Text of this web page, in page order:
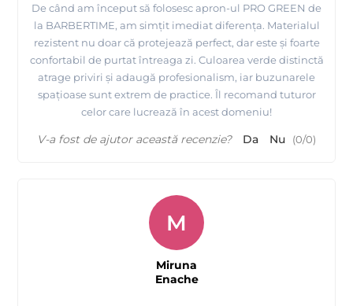
De când am început să folosesc apron-ul PRO GREEN de
la BARBERTIME, am simțit imediat diferența. Materialul
rezistent nu doar că protejează perfect, dar este și foarte
confortabil de purtat întreaga zi. Culoarea verde distinctă
atrage priviri și adaugă profesionalism, iar buzunarele
spațioase sunt extrem de practice. Îl recomand tuturor
celor care lucrează în acest domeniu!
V-a fost de ajutor această recenzie? Da Nu (0/0)
M
Miruna
Enache